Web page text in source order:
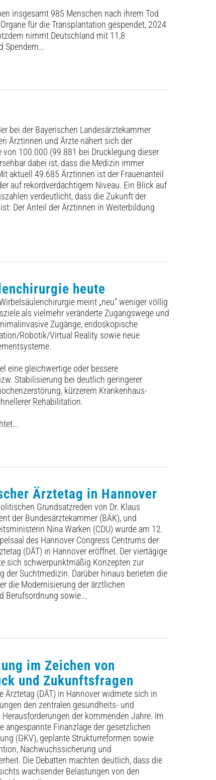
insgesamt 985 Menschen nach ihrem Tod
für die Transplantation gespendet, 2024
nimmt Deutschland mit 11,8
Spendern...
bei der Bayerischen Landesärztekammer
Ärztinnen und Ärzte nähert sich der
von 100.000 (99.881 bei Drucklegung dieser
dabei ist, dass die Medizin immer
aktuell 49.685 Ärztinnen ist der Frauenanteil
auf rekordverdächtigem Niveau. Ein Blick auf
verdeutlicht, dass die Zukunft der
Der Anteil der Ärztinnen in Weiterbildung
heute
meint „neu“ weniger völlig
als vielmehr veränderte Zugangswege und
Zugänge, endoskopische
Robotik/Virtual Reality sowie neue
eine gleichwertige oder bessere
Stabilisierung bei deutlich geringerer
kürzerem Krankenhaus­
Rehabilitation.
Ärztetag in Hannover
Grundsatzreden von Dr. Klaus
der Bundesärztekammer (BÄK), und
Nina Warken (CDU) wurde am 12.
des Hannover Congress Centrums der
(DÄT) in Hannover eröffnet. Der viertägige
sich schwerpunktmäßig Konzepten zur
der Suchtmedizin. Darüber hinaus berieten die
die Modernisierung der ärztlichen
Berufsordnung sowie...
im Zeichen von
und Zukunftsfragen
Ärztetag (DÄT) in Hannover widmete sich in
den zentralen gesundheits- und
der kommenden Jahre. Im
angespannte ­Finanzlage der gesetzlichen
(GKV), geplante Strukturreformen sowie
Nachwuchssicherung und
Die Debatten machten deutlich, dass die
wachsender Belastungen von den